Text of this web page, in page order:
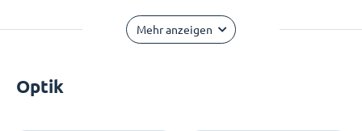
Mehr anzeigen
Optik